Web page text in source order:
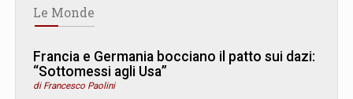
Le Monde
Francia e Germania bocciano il patto sui dazi:
“Sottomessi agli Usa”
di Francesco Paolini